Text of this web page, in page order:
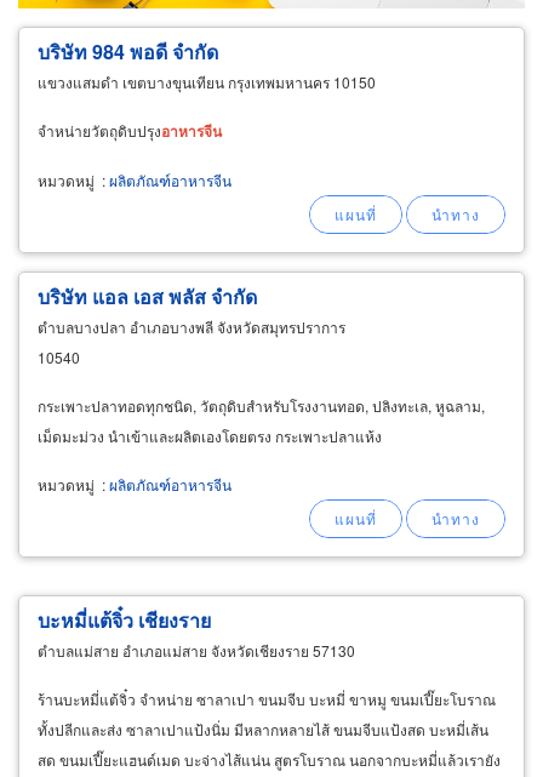
บริษัท 984 พอดี จำกัด
แขวงแสมดำ เขตบางขุนเทียน กรุงเทพมหานคร 10150
จำหน่ายวัตถุดิบปรุงอาหารจีน
หมวดหมู่ :ผลิตภัณฑ์อาหารจีน
บริษัท แอล เอส พลัส จำกัด
ตำบลบางปลา อำเภอบางพลี จังหวัดสมุทรปราการ
10540
กระเพาะปลาทอดทุกชนิด, วัตถุดิบสำหรับโรงงานทอด, ปลิงทะเล, หูฉลาม,
เม็ดมะม่วง นำเข้าและผลิตเองโดยตรง กระเพาะปลาแห้ง
หมวดหมู่ :ผลิตภัณฑ์อาหารจีน
บะหมี่แต้จิ๋ว เชียงราย
ตำบลแม่สาย อำเภอแม่สาย จังหวัดเชียงราย 57130
ร้านบะหมี่แต้จิ๋ว จำหน่าย ซาลาเปา ขนมจีบ บะหมี่ ขาหมู ขนมเปี๊ยะโบราณ
ทั้งปลีกและส่ง ซาลาเปาแป้งนิ่ม มีหลากหลายไส้ ขนมจีบแป้งสด บะหมี่เส้น
สด ขนมเปี๊ยะแฮนด์เมด บะจ่างไส้แน่น สูตรโบราณ นอกจากบะหมี่แล้วเรายัง